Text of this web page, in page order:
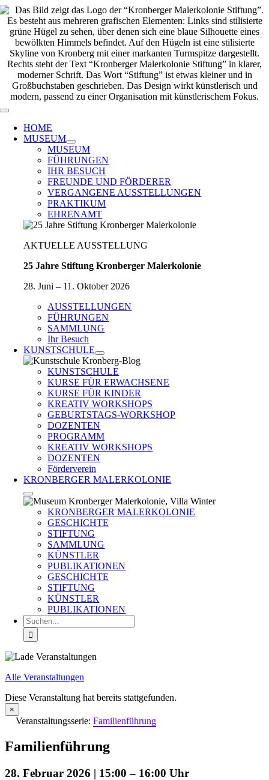
Zum
Inhalt
springen
Toggle
Navigation
HOME
MUSEUM
MUSEUM
FÜHRUNGEN
IHR BESUCH
FREUNDE UND FÖRDERER
VERGANGENE AUSSTELLUNGEN
PRAKTIKUM
EHRENAMT
AKTUELLE AUSSTELLUNG
25 Jahre Stiftung Kronberger Malerkolonie
28. Juni – 11. Oktober 2026
AUSSTELLUNGEN
FÜHRUNGEN
SAMMLUNG
Ihr Besuch
KUNSTSCHULE
KUNSTSCHULE
KURSE FÜR ERWACHSENE
KURSE FÜR KINDER
KREATIV WORKSHOPS
GEBURTSTAGS-WORKSHOP
DOZENTEN
PROGRAMM
KREATIV WORKSHOPS
DOZENTEN
Förderverein
KRONBERGER MALERKOLONIE
KRONBERGER MALERKOLONIE
GESCHICHTE
STIFTUNG
SAMMLUNG
KÜNSTLER
PUBLIKATIONEN
GESCHICHTE
STIFTUNG
KÜNSTLER
PUBLIKATIONEN
Suche
nach:
Alle Veranstaltungen
Diese Veranstaltung hat bereits stattgefunden.
×
Veranstaltungsserie: Familienführung
Familienführung
28. Februar 2026 | 15:00 – 16:00